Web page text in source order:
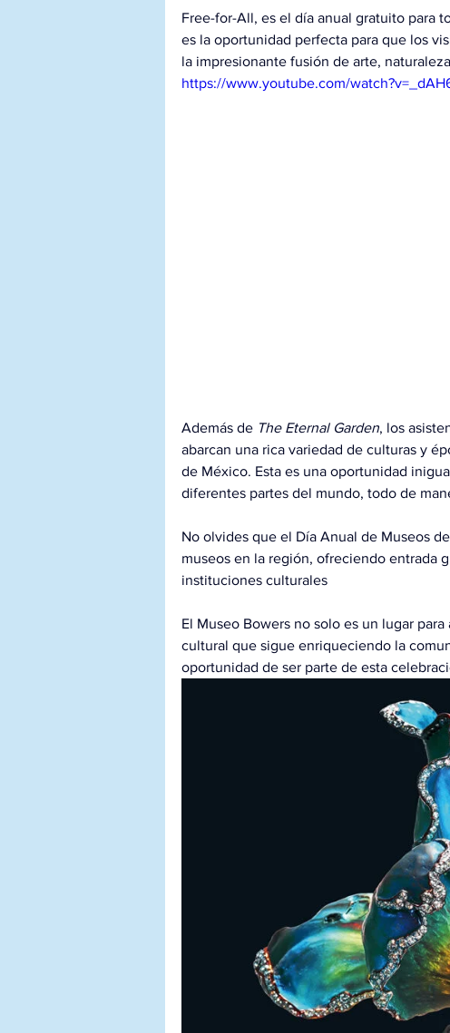
Free-for-All, es el día anual gratuito para
es la oportunidad perfecta para que los
la impresionante fusión de arte,
https://www.youtube.com/
Además de The Eternal Garden, los
abarcan una rica variedad de culturas y
de México. Esta es una oportunidad
diferentes partes del mundo, todo de
No olvides que el Día Anual de Museos
museos en la región, ofreciendo entrada
instituciones culturales
El Museo Bowers no solo es un lugar
cultural que sigue enriqueciendo la
oportunidad de ser parte de esta